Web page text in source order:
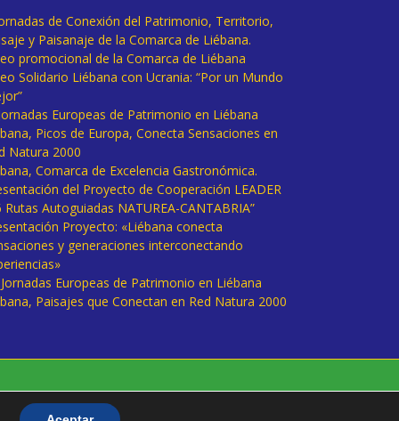
de Conexión del Patrimonio, Territorio,
y Paisanaje de la Comarca de Liébana.
promocional de la Comarca de Liébana
Solidario Liébana con Ucrania: “Por un Mundo
Europeas de Patrimonio en Liébana
Picos de Europa, Conecta Sensaciones en
Natura 2000
Comarca de Excelencia Gastronómica.
del Proyecto de Cooperación LEADER
Rutas Autoguiadas NATUREA-CANTABRIA”
Proyecto: «Liébana conecta
y generaciones interconectando
Europeas de Patrimonio en Liébana
Paisajes que Conectan en Red Natura 2000